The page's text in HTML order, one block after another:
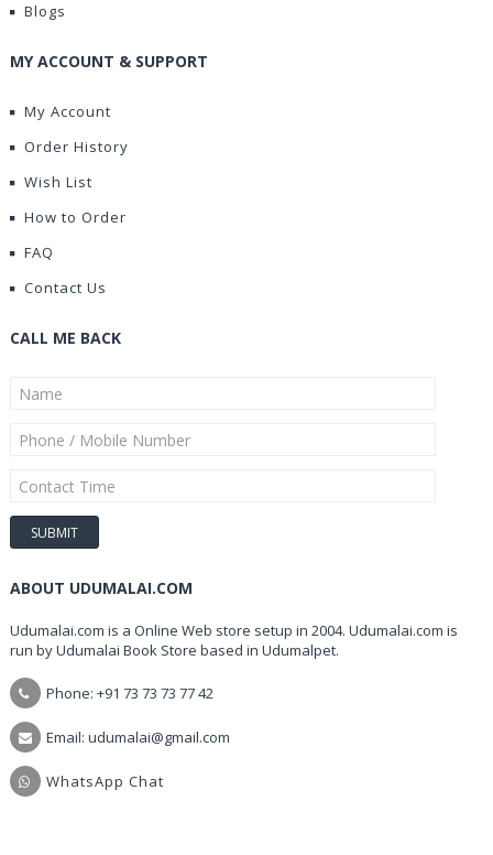
Blogs
MY ACCOUNT & SUPPORT
My Account
Order History
Wish List
How to Order
FAQ
Contact Us
CALL ME BACK
ABOUT UDUMALAI.COM
Udumalai.com is a Online Web store setup in 2004. Udumalai.com is
run by Udumalai Book Store based in Udumalpet.
Phone: +91 73 73 73 77 42
Email: udumalai@gmail.com
WhatsApp Chat